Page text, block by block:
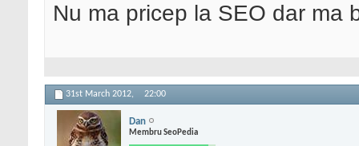
Nu ma pricep la SEO dar ma
31st March 2012, 22:00
Dan
Membru SeoPedia